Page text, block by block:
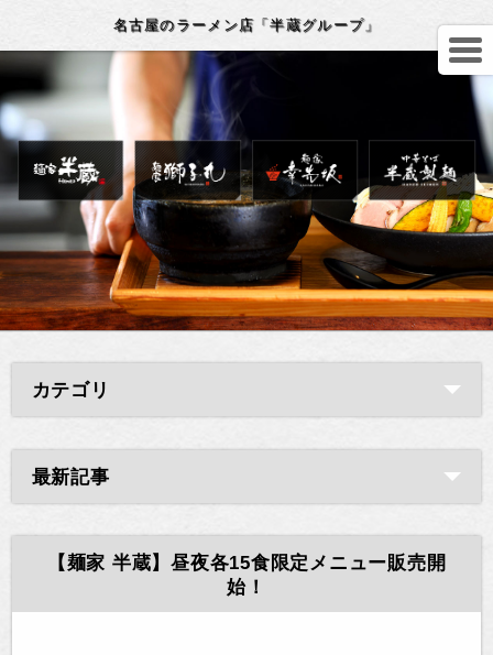
名古屋のラーメン店「半蔵グループ」
カテゴリ
最新記事
【麺家 半蔵】昼夜各15食限定メニュー販売開
始！